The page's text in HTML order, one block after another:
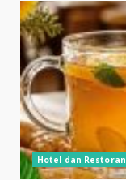
Hotel dan Restoran